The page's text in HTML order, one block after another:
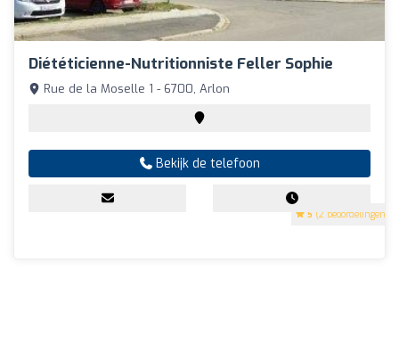
Diététicienne-Nutritionniste Feller Sophie
5 (2 beoordelingen)
Rue de la Moselle 1 - 6700, Arlon
Bekijk de telefoon